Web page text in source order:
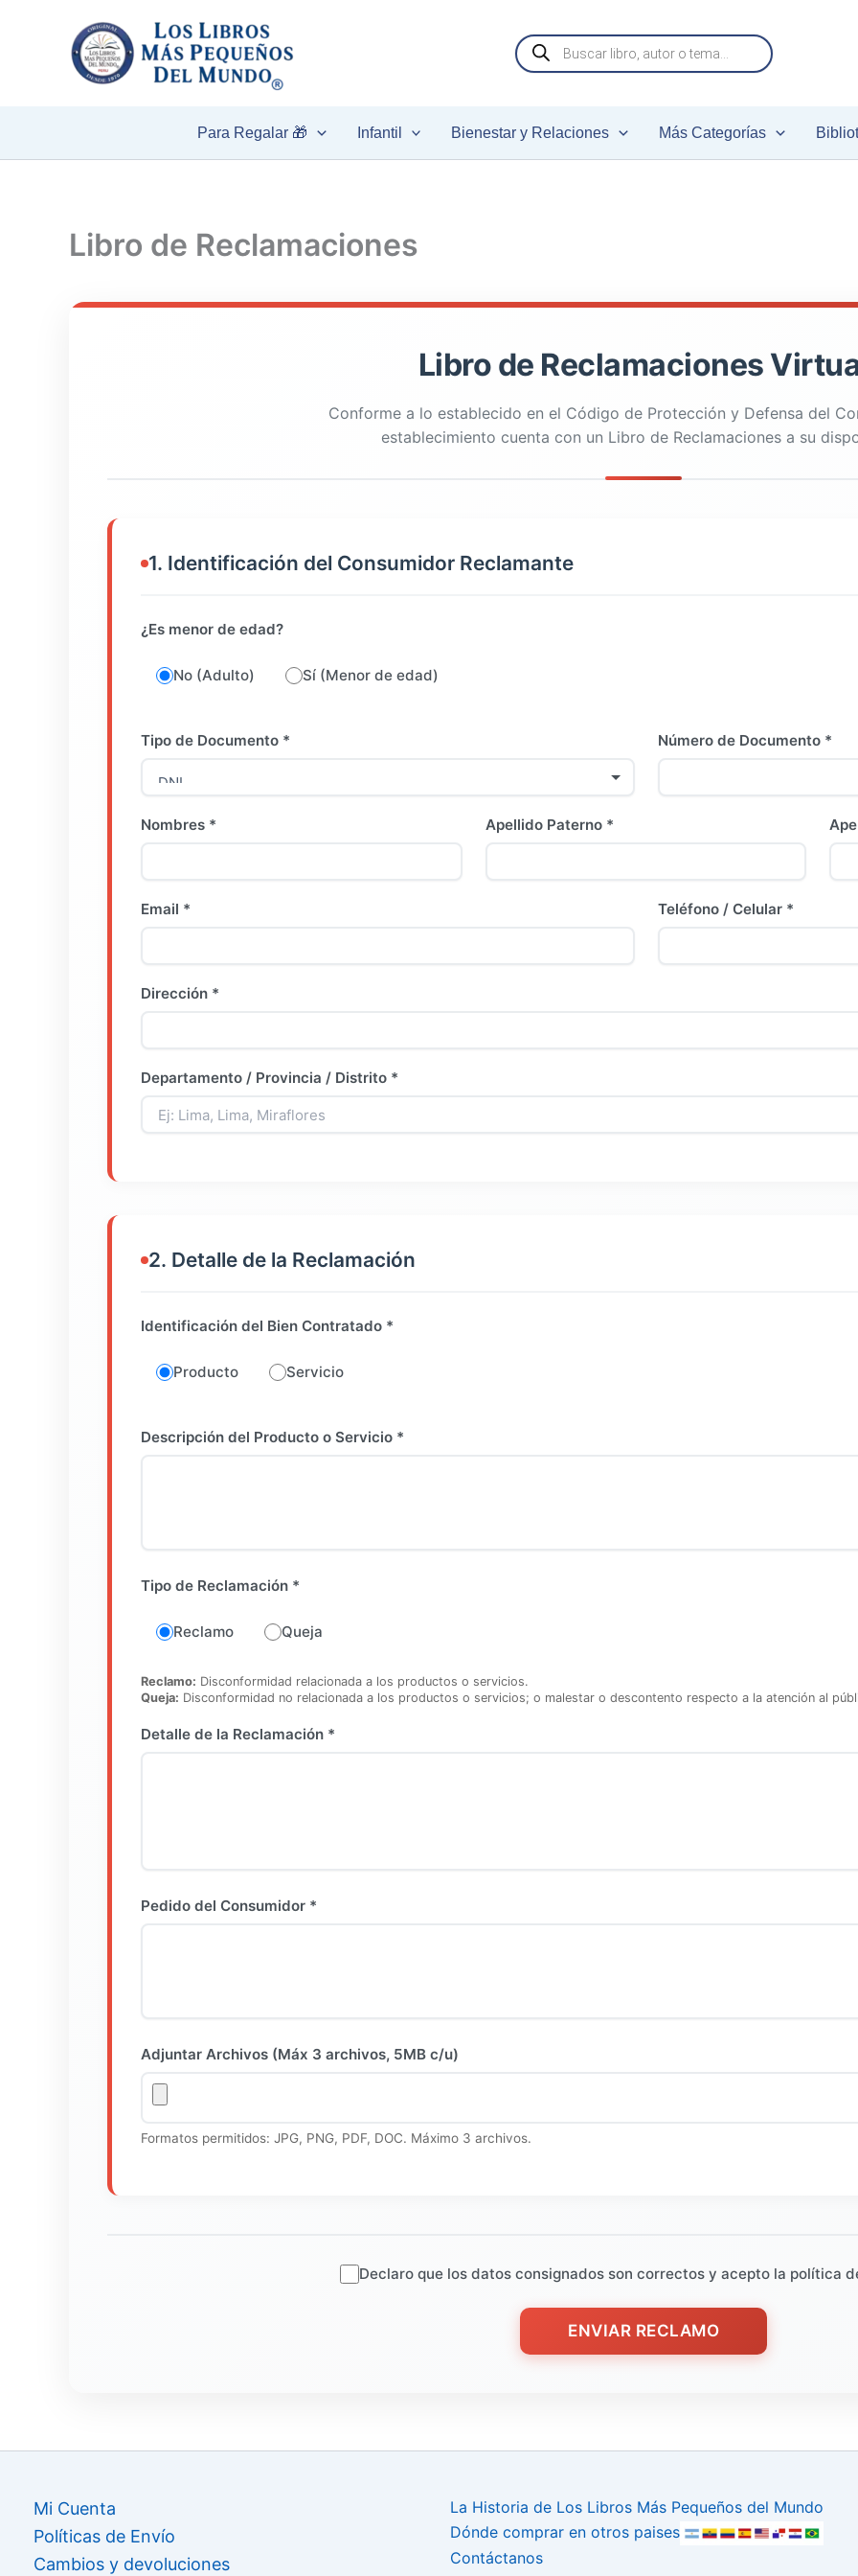
contenido
Búsqueda
de
productos
Para Regalar 🎁 Infantil Bienestar y Relaciones Más Categorías
Libro de Reclamaciones
Libro de Reclamaciones
Conforme a lo establecido en el Código de Protección y Defensa del
establecimiento cuenta con un Libro de Reclamaciones a su
1. Identificación del Consumidor Reclamante
¿Es menor de edad?
No (Adulto) Sí (Menor de edad)
Tipo de Documento * Número de Documento *
Nombres * Apellido Paterno *
Email * Teléfono / Celular *
Dirección *
Departamento / Provincia / Distrito *
2. Detalle de la Reclamación
Identificación del Bien Contratado *
Producto Servicio
Descripción del Producto o Servicio *
Tipo de Reclamación *
Reclamo Queja
Reclamo: Disconformidad relacionada a los productos o servicios.
Queja: Disconformidad no relacionada a los productos o servicios; o malestar o descontento respecto a la atención al
Detalle de la Reclamación *
Pedido del Consumidor *
Adjuntar Archivos (Máx 3 archivos, 5MB c/u)
Formatos permitidos: JPG, PNG, PDF, DOC. Máximo 3 archivos.
Declaro que los datos consignados son correctos y acepto la política
ENVIAR RECLAMO
Mi Cuenta
Políticas de Envío
Cambios y devoluciones
La Historia de Los Libros Más Pequeños del Mundo
Dónde comprar en otros paises
Contáctanos